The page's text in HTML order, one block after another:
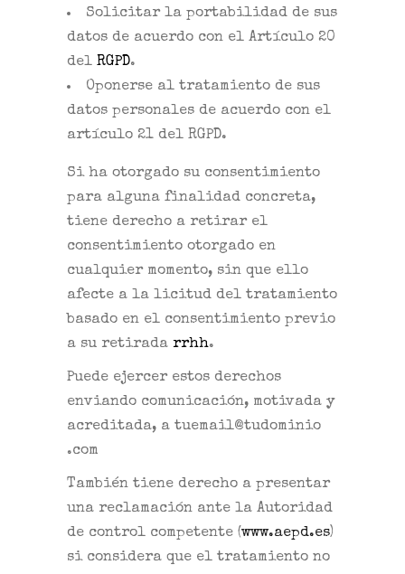
Solicitar la portabilidad de sus
datos de acuerdo con el Artículo 20
del RGPD.
Oponerse al tratamiento de sus
datos personales de acuerdo con el
artículo 21 del RGPD.
Si ha otorgado su consentimiento
para alguna finalidad concreta,
tiene derecho a retirar el
consentimiento otorgado en
cualquier momento, sin que ello
afecte a la licitud del tratamiento
basado en el consentimiento previo
a su retirada rrhh.
Puede ejercer estos derechos
enviando comunicación, motivada y
acreditada, a tuemail@tudominio
.com
También tiene derecho a presentar
una reclamación ante la Autoridad
de control competente (www.aepd.es)
si considera que el tratamiento no